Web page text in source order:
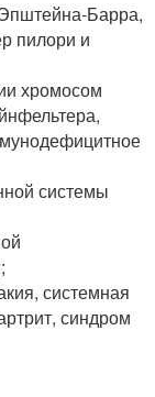
Барра,
пилори и
хромосом
системы
системная
синдром